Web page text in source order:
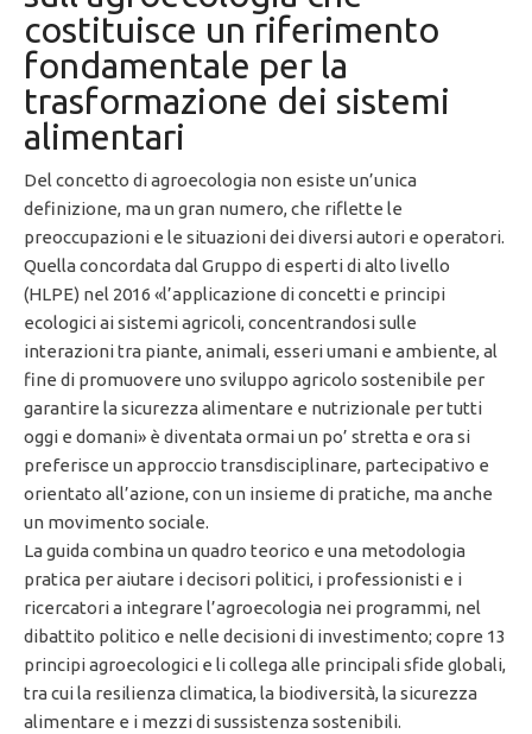
costituisce un riferimento
fondamentale per la
trasformazione dei sistemi
alimentari
Del concetto di agroecologia non esiste un’unica
definizione, ma un gran numero, che riflette le
preoccupazioni e le situazioni dei diversi autori e operatori.
Quella concordata dal Gruppo di esperti di alto livello
(HLPE) nel 2016 «l’applicazione di concetti e principi
ecologici ai sistemi agricoli, concentrandosi sulle
interazioni tra piante, animali, esseri umani e ambiente, al
fine di promuovere uno sviluppo agricolo sostenibile per
garantire la sicurezza alimentare e nutrizionale per tutti
oggi e domani» è diventata ormai un po’ stretta e ora si
preferisce un approccio transdisciplinare, partecipativo e
orientato all’azione, con un insieme di pratiche, ma anche
un movimento sociale.
La guida combina un quadro teorico e una metodologia
pratica per aiutare i decisori politici, i professionisti e i
ricercatori a integrare l’agroecologia nei programmi, nel
dibattito politico e nelle decisioni di investimento; copre 13
principi agroecologici e li collega alle principali sfide globali,
tra cui la resilienza climatica, la biodiversità, la sicurezza
alimentare e i mezzi di sussistenza sostenibili.